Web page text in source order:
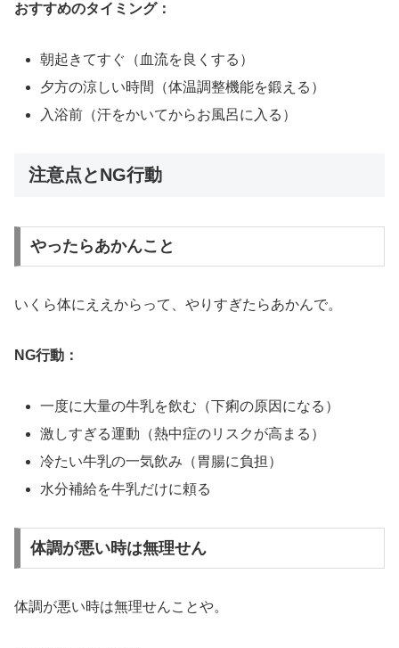
おすすめのタイミング：
朝起きてすぐ（血流を良くする）
夕方の涼しい時間（体温調整機能を鍛える）
入浴前（汗をかいてからお風呂に入る）
注意点とNG行動
やったらあかんこと
いくら体にええからって、やりすぎたらあかんで。
NG行動：
一度に大量の牛乳を飲む（下痢の原因になる）
激しすぎる運動（熱中症のリスクが高まる）
冷たい牛乳の一気飲み（胃腸に負担）
水分補給を牛乳だけに頼る
体調が悪い時は無理せん
体調が悪い時は無理せんことや。